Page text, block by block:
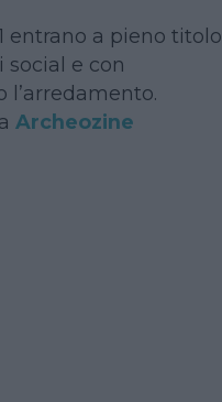
entrano a pieno titolo
e con
Archeozine